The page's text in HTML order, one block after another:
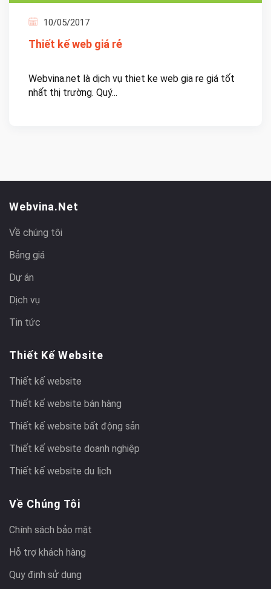
10/05/2017
Thiết kế web giá rẻ
Webvina.net là dịch vụ thiet ke web gia re giá tốt
nhất thị trường. Quý...
Webvina.net
Về chúng tôi
Bảng giá
Dự án
Dịch vụ
Tin tức
Thiết Kế Website
Thiết kế website
Thiết kế website bán hàng
Thiết kế website bất động sản
Thiết kế website doanh nghiệp
Thiết kế website du lịch
Về Chúng Tôi
Chính sách bảo mật
Hỗ trợ khách hàng
Quy định sử dụng